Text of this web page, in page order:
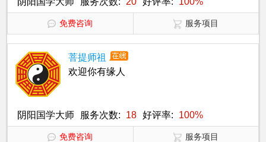
免费咨询 服务项目
菩提师祖
欢迎你有缘人
阴阳国学大师 服务次数: 18 好评率: 100%
免费咨询 服务项目